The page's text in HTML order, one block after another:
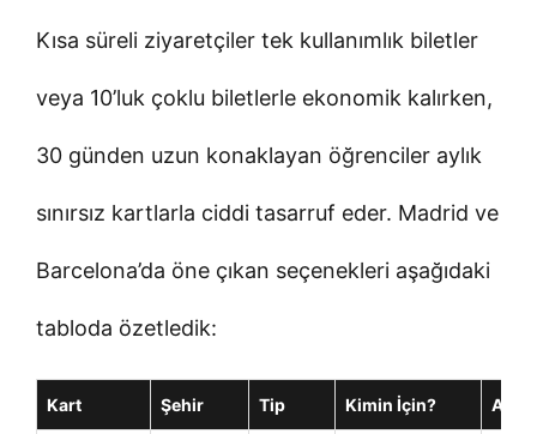
Kısa süreli ziyaretçiler tek kullanımlık biletler
veya 10’luk çoklu biletlerle ekonomik kalırken,
30 günden uzun konaklayan öğrenciler aylık
sınırsız kartlarla ciddi tasarruf eder. Madrid ve
Barcelona’da öne çıkan seçenekleri aşağıdaki
tabloda özetledik:
Kart Şehir Tip Kimin İçin?